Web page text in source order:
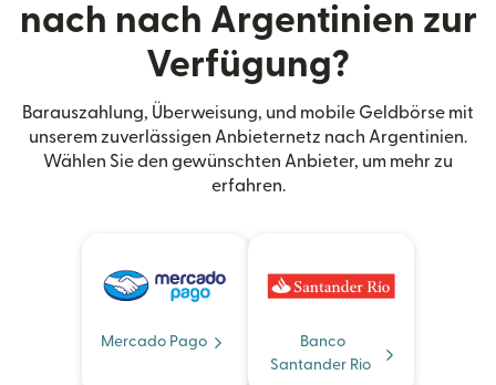
nach nach Argentinien zur
Verfügung?
Barauszahlung, Überweisung, und mobile Geldbörse mit
unserem zuverlässigen Anbieternetz nach Argentinien.
Wählen Sie den gewünschten Anbieter, um mehr zu
erfahren.
Mercado Pago
Banco
Santander Rio